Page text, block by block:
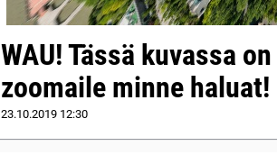
WAU! Tässä kuvassa
zoomaile minne haluat!
23.10.2019 12:30